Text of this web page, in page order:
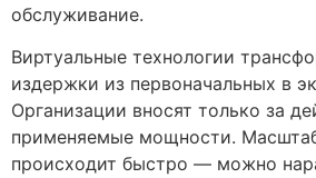
обслуживание.
Виртуальные технологии
издержки из первоначальных в
Организации вносят только за
применяемые мощности.
происходит быстро — можно